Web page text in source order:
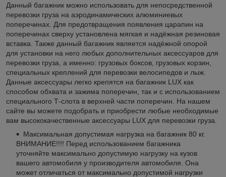
Данный багажник можно использовать для непосредственной
перевозки груза на аэродинамических алюминиевых
поперечинах. Для предотвращения появления царапин на
поперечинах сверху установлена мягкая и надёжная резиновая
вставка. Также данный багажник является надёжной опорой
для установки на него любых дополнительных аксессуаров для
перевозки груза, а именно: грузовых боксов, грузовых корзин,
специальных креплений для перевозки велосипедов и лыж.
Данные аксессуары легко крепятся на багажник LUX как
способом обхвата и зажима поперечин, так и с использованием
специального Т-слота в верхней части поперечин. На нашем
сайте вы можете подобрать и приобрести любые необходимые
вам высококачественные аксессуары LUX для перевозки груза.
Максимальная допустимая нагрузка на багажник 80 кг.
ВНИМАНИЕ!!!! Перед использованием багажника
уточняйте максимально допустимую нагрузку на кузов
вашего автомобиля у производителя автомобиля. Она
может отличаться от максимально допустимой нагрузки